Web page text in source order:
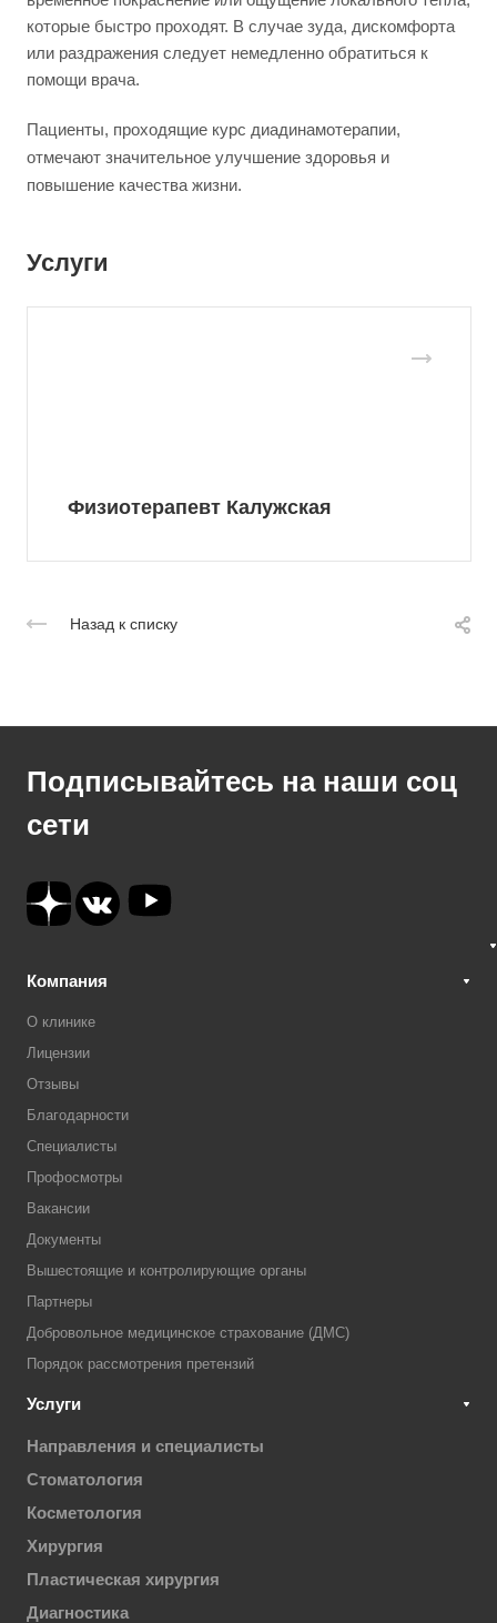
которые быстро проходят. В случае зуда, дискомфорта
или раздражения следует немедленно обратиться к
помощи врача.
Пациенты, проходящие курс диадинамотерапии,
отмечают значительное улучшение здоровья и
повышение качества жизни.
Услуги
Физиотерапевт Калужская
Назад к списку
Подписывайтесь на наши соц
сети
Компания
О клинике
Лицензии
Отзывы
Благодарности
Специалисты
Профосмотры
Вакансии
Документы
Вышестоящие и контролирующие органы
Партнеры
Добровольное медицинское страхование (ДМС)
Порядок рассмотрения претензий
Услуги
Направления и специалисты
Стоматология
Косметология
Хирургия
Пластическая хирургия
Диагностика